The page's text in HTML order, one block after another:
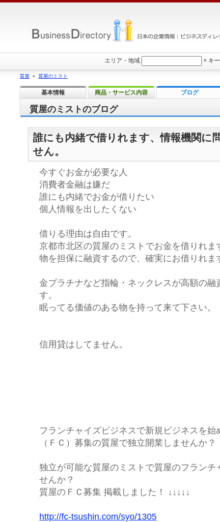
質屋のミストのブログ
誰にも内緒で借りれます、情報機関に
せん。
今すぐお金が必要な人
消費者金融は嫌だ
誰にも内緒でお金が借りたい
個人情報を出したくない
借りる理由は自由です。
京都市北区の質屋のミストでお金を借りれま
物を担保に融資するので、確実にお借りれま
金プラチナなど指輪・ネックレスが高額の融
す。
眠ってる価値のある物を持って来て下さい。
信用貸はしてません。
フランチャイズビジネスで新規ビジネスを始
（ＦＣ）募集の質屋で独立開業しませんか？
独立が可能な質屋のミストで質屋のフランチ
せんか？
質屋のＦＣ募集 掲載しました！ ↓↓↓↓↓
http://fc-tsushin.com/syo/1305
エリア・地域 × キ
質屋 » 質屋のミスト
基本情報 商品・サービス内容 ブログ